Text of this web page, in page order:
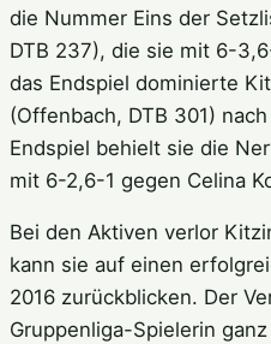
die Nummer Eins der
DTB 237), die sie mit 6-
das Endspiel dominierte
(Offenbach, DTB 301)
Endspiel behielt sie die
mit 6-2,6-1 gegen Celina
Bei den Aktiven verlor
kann sie auf einen
2016 zurückblicken. Der
Gruppenliga-Spielerin